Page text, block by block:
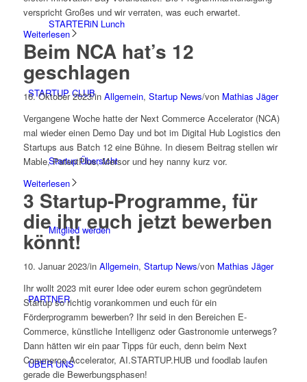
STARTERiN Lunch
STARTUP CLUB
Startup Übersicht
Mitglied werden
PARTNER
ÜBER UNS
verspricht Großes und wir verraten, was euch erwartet.
Weiterlesen
Beim NCA hat’s 12
geschlagen
16. Oktober 2023/in Allgemein, Startup News/von Mathias Jäger
Vergangene Woche hatte der Next Commerce Accelerator (NCA)
mal wieder einen Demo Day und bot im Digital Hub Logistics den
Startups aus Batch 12 eine Bühne. In diesem Beitrag stellen wir
Mable, PatentPlus, Mersor und hey nanny kurz vor.
Weiterlesen
3 Startup-Programme, für
die ihr euch jetzt bewerben
könnt!
10. Januar 2023/in Allgemein, Startup News/von Mathias Jäger
Ihr wollt 2023 mit eurer Idee oder eurem schon gegründetem
Startup so richtig vorankommen und euch für ein
Förderprogramm bewerben? Ihr seid in den Bereichen E-
Commerce, künstliche Intelligenz oder Gastronomie unterwegs?
Dann hätten wir ein paar Tipps für euch, denn beim Next
Commerce Accelerator, AI.STARTUP.HUB und foodlab laufen
gerade die Bewerbungsphasen!